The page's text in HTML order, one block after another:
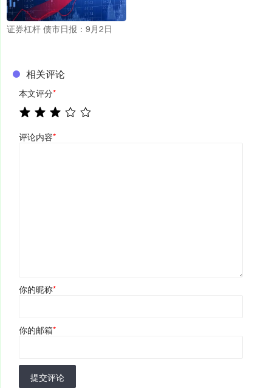
证券杠杆 债市日报：9月2日
相关评论
本文评分*
评论内容*
你的昵称*
你的邮箱*
提交评论